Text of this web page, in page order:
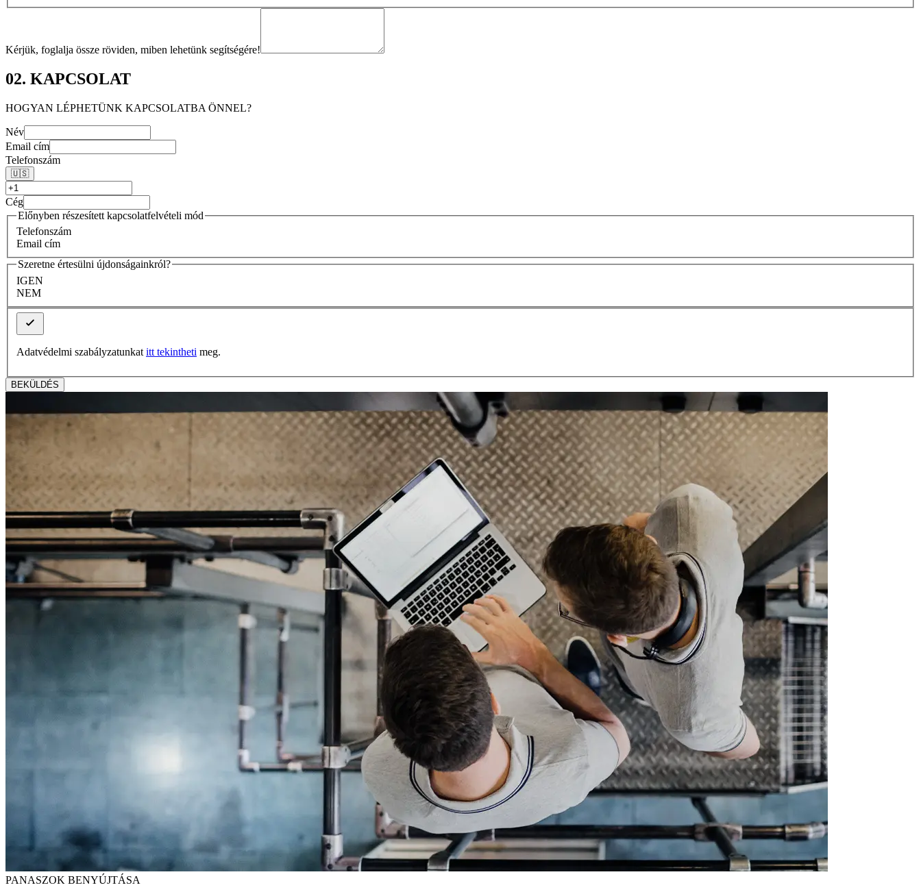
Kérjük, foglalja össze röviden, miben lehetünk segítségére!
02. KAPCSOLAT
HOGYAN LÉPHETÜNK KAPCSOLATBA ÖNNEL?
Név
Email cím
Telefonszám
🇺🇸
Cég
Előnyben részesített kapcsolatfelvételi mód
Telefonszám
Email cím
Szeretne értesülni újdonságainkról?
IGEN
NEM
Adatvédelmi szabályzatunkatitt tekintheti meg.
BEKÜLDÉS
PANASZOK BENYÚJTÁSA